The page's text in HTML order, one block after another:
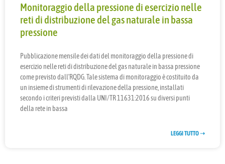
Monitoraggio della pressione di esercizio nelle
reti di distribuzione del gas naturale in bassa
pressione
Pubblicazione mensile dei dati del monitoraggio della pressione di
esercizio nelle reti di distribuzione del gas naturale in bassa pressione
come previsto dall’RQDG. Tale sistema di monitoraggio è costituito da
un insieme di strumenti di rilevazione della pressione, installati
secondo i criteri previsti dalla UNI/TR 11631:2016 su diversi punti
della rete in bassa
LEGGI TUTTO ➝